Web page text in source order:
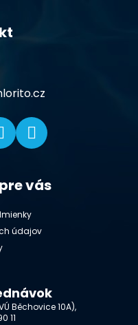
vás
údajov
Běchovice 10A),
11